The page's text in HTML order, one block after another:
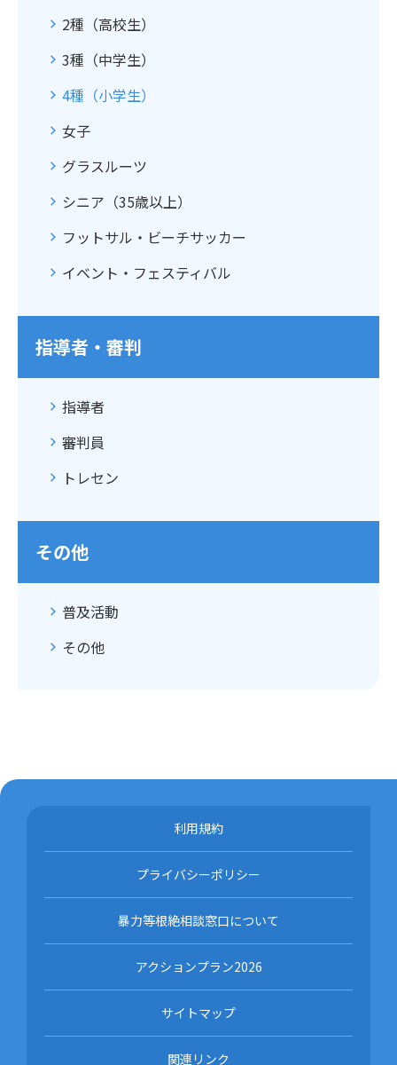
2種（高校生）
3種（中学生）
4種（小学生）
女子
グラスルーツ
シニア（35歳以上）
フットサル・ビーチサッカー
イベント・フェスティバル
指導者・審判
指導者
審判員
トレセン
その他
普及活動
その他
利用規約
プライバシーポリシー
暴力等根絶相談窓口について
アクションプラン2026
サイトマップ
関連リンク